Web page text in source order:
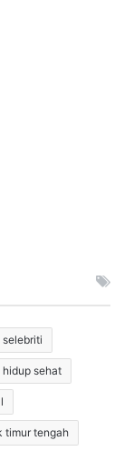
selebriti
hidup sehat
timur tengah